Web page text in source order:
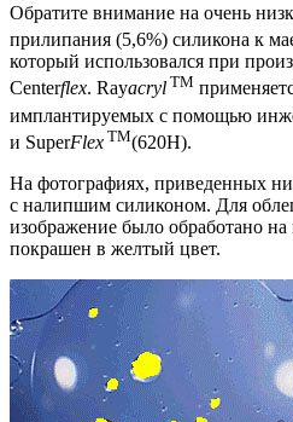
Обратите внимание на очень
прилипания (5,6%) силикона к
который использовался при
Centerflex. Rayacryl TM
имплантируемых с помощью
и SuperFlex TM(620H).
На фотографиях, приведенных
с налипшим силиконом. Для
изображение было обработано
покрашен в желтый цвет.